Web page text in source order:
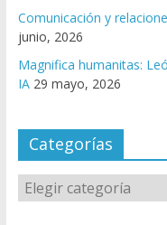
Comunicación y
junio, 2026
Magnifica humanitas:
IA 29 mayo, 2026
Categorías